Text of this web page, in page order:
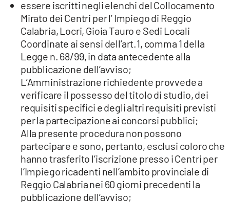
essere iscritti negli elenchi del Collocamento
Mirato dei Centri per l’ Impiego di Reggio
Calabria, Locri, Gioia Tauro e Sedi Locali
Coordinate ai sensi dell’art.1, comma 1 della
Legge n. 68/99, in data antecedente alla
pubblicazione dell’avviso;
L’Amministrazione richiedente provvede a
verificare il possesso del titolo di studio, dei
requisiti specifici e degli altri requisiti previsti
per la partecipazione ai concorsi pubblici;
Alla presente procedura non possono
partecipare e sono, pertanto, esclusi coloro che
hanno trasferito l’iscrizione presso i Centri per
l’Impiego ricadenti nell’ambito provinciale di
Reggio Calabria nei 60 giorni precedenti la
pubblicazione dell’avviso;